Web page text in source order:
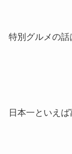
特別グルメの話
日本一といえば